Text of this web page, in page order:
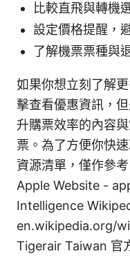
比較直飛與轉機
設定價格提醒，
了解機票票種與
如果你想立刻了解
擊查看優惠資訊，
升購票效率的內容
票。為了方便你快
資源清單，僅作參
Apple Website -
Intelligence
en.wikipedia.org/
Tigerair Taiwan 官